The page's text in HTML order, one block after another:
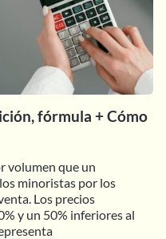
fórmula + Cómo
volumen que un
minoristas por los
Los precios
y un 50% inferiores al